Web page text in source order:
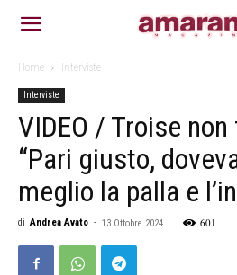
Home Interviste
Interviste
VIDEO / Troise
“Pari giusto,
meglio la palla e
di Andrea Avato - 13 Ottobre 2024 601